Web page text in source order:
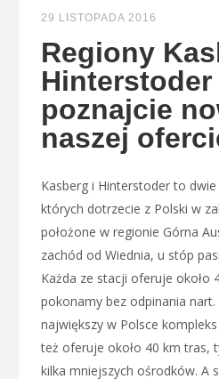
29 LISTOPADA 2016
Regiony
Hinterstoder
poznajcie
naszej
Kasberg i Hinterstoder to
których dotrzecie z Polski w
położone w regionie Górna
zachód od Wiednia, u stóp
Każda ze stacji oferuje około
pokonamy bez odpinania
największy w Polsce
też oferuje około 40 km tras,
kilka mniejszych ośrodków. A